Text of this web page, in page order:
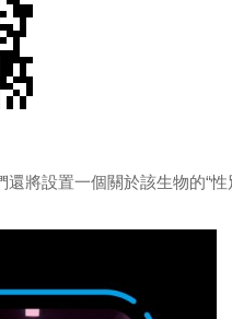
將設置一個關於該生物的“性